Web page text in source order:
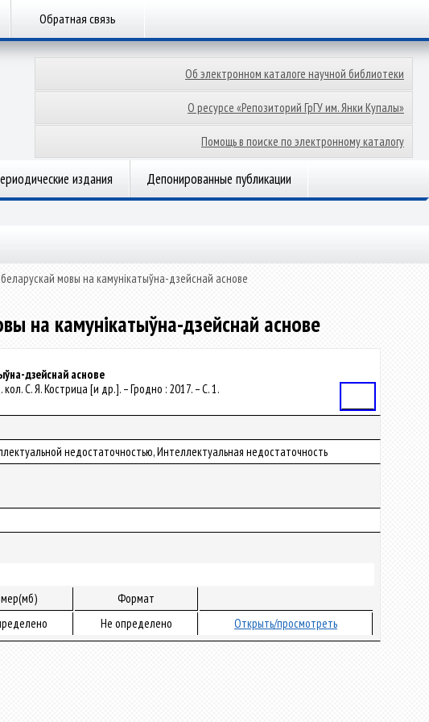
Обратная связь
Об электронном каталоге научной библиотеки
О ресурсе «Репозиторий ГрГУ им. Янки Купалы»
Помощь в поиске по электронному каталогу
издания Депонированные публикации
мовы на камунікатыўна-дзейснай аснове
на камунікатыўна-дзейснай аснове
дзейснай аснове
С. Я. Кострица [и др.]. – Гродно : 2017. – С. 1.
недостаточностью, Интеллектуальная недостаточность
Формат
Не определено Открыть/просмотреть